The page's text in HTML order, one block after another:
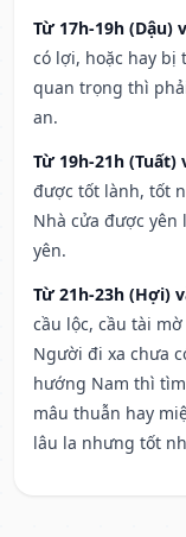
Từ 17h-19h (Dậu)
có lợi, hoặc hay bị
quan trọng thì
an.
Từ 19h-21h
được tốt lành, tốt
Nhà cửa được
yên.
Từ 21h-23h (Hợi)
cầu lộc, cầu tài
Người đi xa chưa
hướng Nam thì
mâu thuẫn hay
lâu la nhưng tốt